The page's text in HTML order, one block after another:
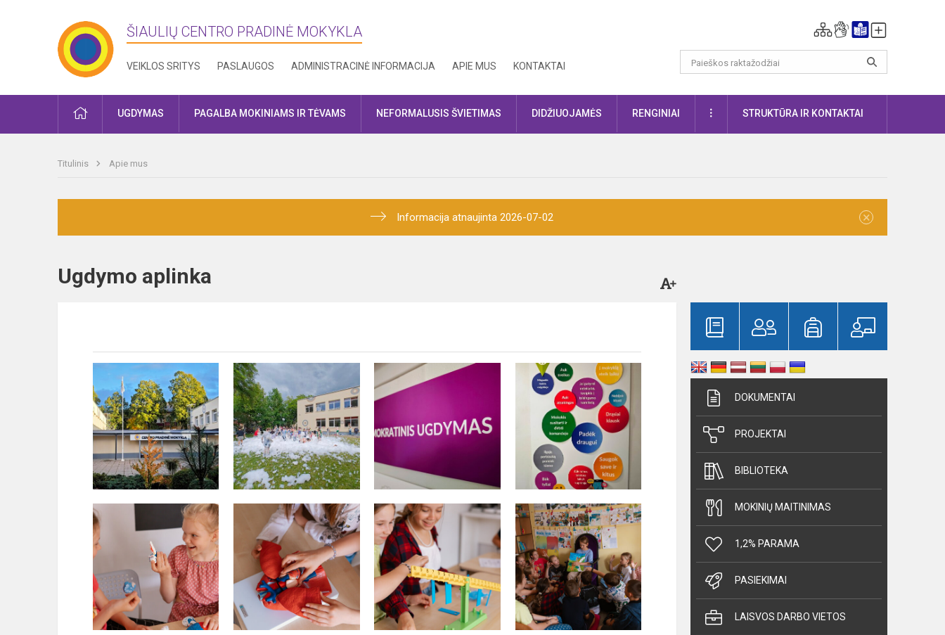
ŠIAULIŲ CENTRO PRADINĖ MOKYKLA
VEIKLOS SRITYS PASLAUGOS ADMINISTRACINĖ INFORMACIJA APIE MUS KONTAKTAI
PRADŽIAUGDYMAS PAGALBA MOKINIAMS IR TĖVAMS NEFORMALUSIS ŠVIETIMAS DIDŽIUOJAMĖS RENGINIAI DAUGIAUSTRUKTŪRA IR KONTAKTAI
Titulinis Apie mus
Informacija atnaujinta 2026-07-02 ×
Ugdymo aplinka
DOKUMENTAI
PROJEKTAI
BIBLIOTEKA
MOKINIŲ MAITINIMAS
1,2% PARAMA
PASIEKIMAI
LAISVOS DARBO VIETOS